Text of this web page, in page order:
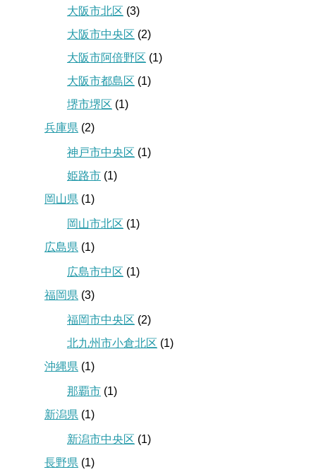
大阪市北区 (3)
大阪市中央区 (2)
大阪市阿倍野区 (1)
大阪市都島区 (1)
堺市堺区 (1)
兵庫県 (2)
神戸市中央区 (1)
姫路市 (1)
岡山県 (1)
岡山市北区 (1)
広島県 (1)
広島市中区 (1)
福岡県 (3)
福岡市中央区 (2)
北九州市小倉北区 (1)
沖縄県 (1)
那覇市 (1)
新潟県 (1)
新潟市中央区 (1)
長野県 (1)